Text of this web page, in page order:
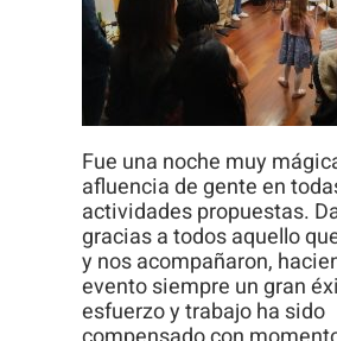
Fue una noche muy
afluencia de gente en
actividades propuestas.
gracias a todos aquello
y nos acompañaron,
evento siempre un gran
esfuerzo y trabajo ha sido